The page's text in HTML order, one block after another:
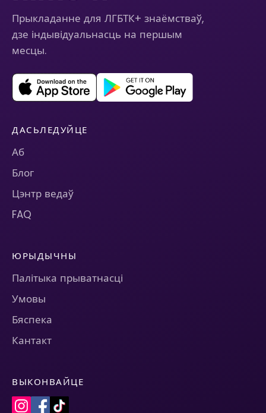
Прыкладанне для ЛГБТК+ знаёмстваў,
дзе індывідуальнасць на першым
месцы.
ДАСЬЛЕДУЙЦЕ
Аб
Блог
Цэнтр ведаў
FAQ
ЮРЫДЫЧНЫ
Палітыка прыватнасці
Умовы
Бяспека
Кантакт
ВЫКОНВАЙЦЕ